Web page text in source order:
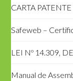
CARTA
Safeweb –
LEI Nº 14.309,
Manual de